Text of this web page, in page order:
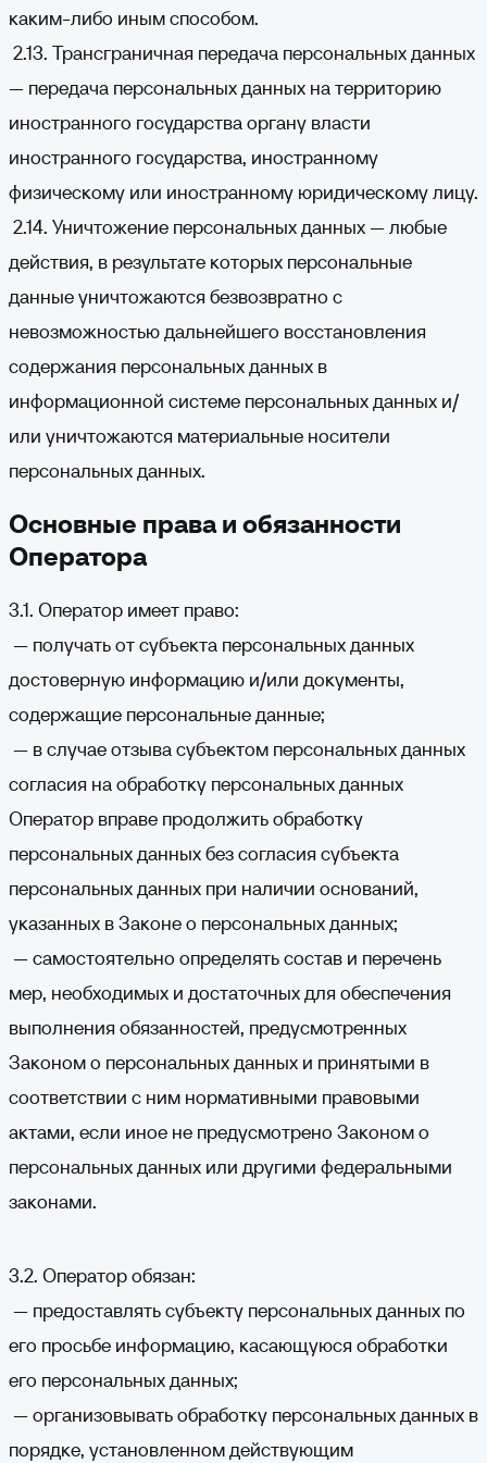
каким-либо иным способом.
2.13. Трансграничная передача персональных данных
— передача персональных данных на территорию
иностранного государства органу власти
иностранного государства, иностранному
физическому или иностранному юридическому лицу.
2.14. Уничтожение персональных данных — любые
действия, в результате которых персональные
данные уничтожаются безвозвратно с
невозможностью дальнейшего восстановления
содержания персональных данных в
информационной системе персональных данных и/
или уничтожаются материальные носители
персональных данных.
Основные права и обязанности
Оператора
3.1. Оператор имеет право:
— получать от субъекта персональных данных
достоверную информацию и/или документы,
содержащие персональные данные;
— в случае отзыва субъектом персональных данных
согласия на обработку персональных данных
Оператор вправе продолжить обработку
персональных данных без согласия субъекта
персональных данных при наличии оснований,
указанных в Законе о персональных данных;
— самостоятельно определять состав и перечень
мер, необходимых и достаточных для обеспечения
выполнения обязанностей, предусмотренных
Законом о персональных данных и принятыми в
соответствии с ним нормативными правовыми
актами, если иное не предусмотрено Законом о
персональных данных или другими федеральными
законами.
3.2. Оператор обязан:
— предоставлять субъекту персональных данных по
его просьбе информацию, касающуюся обработки
его персональных данных;
— организовывать обработку персональных данных в
порядке, установленном действующим